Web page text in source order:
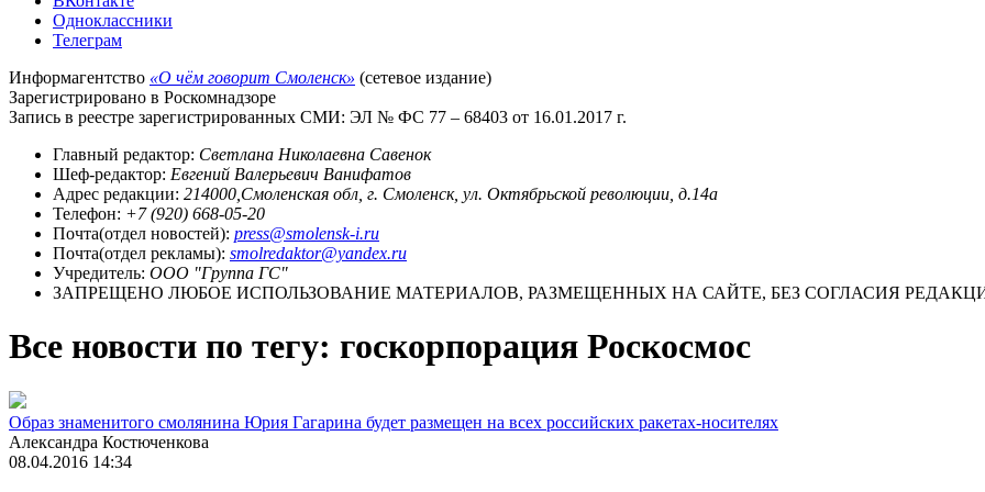
Одноклассники
Телеграм
Информагентство «О чём говорит Смоленск» (сетевое издание)
Зарегистрировано в Роскомнадзоре
Запись в реестре зарегистрированных СМИ: ЭЛ № ФС 77 – 68403 от 16.01.2017 г.
Главный редактор: Светлана Николаевна Савенок
Шеф-редактор: Евгений Валерьевич Ванифатов
Адрес редакции: 214000,Смоленская обл, г. Смоленск, ул. Октябрьской революции, д.14а
Телефон: +7 (920) 668-05-20
Почта(отдел новостей): press@smolensk-i.ru
Почта(отдел рекламы): smolredaktor@yandex.ru
Учредитель: ООО "Группа ГС"
ЗАПРЕЩЕНО ЛЮБОЕ ИСПОЛЬЗОВАНИЕ МАТЕРИАЛОВ, РАЗМЕЩЕННЫХ НА САЙТЕ, БЕЗ СОГЛАСИЯ
Все новости по тегу: госкорпорация Роскосмос
Образ знаменитого смолянина Юрия Гагарина будет размещен на всех российских ракетах-носителях
Александра Костюченкова
08.04.2016 14:34